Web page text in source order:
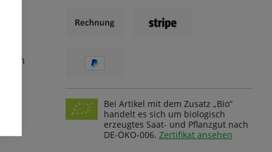
Bei Artikel mit dem Zusatz „Bio“
handelt es sich um biologisch
erzeugtes Saat- und Pflanzgut nach
DE-ÖKO-006. Zertifikat ansehen